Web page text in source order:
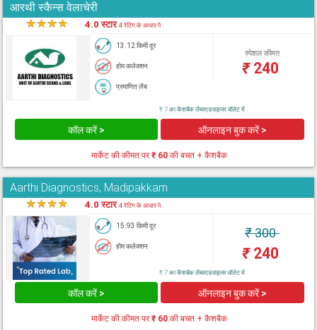
आरथी स्कैन्स वेलाचेरी
★★★★ 4.0 स्टार4 रेटिंग के आधार पे
13.12 किमी दूर
होम कलेक्शन
प्रमाणित लैब
स्पेशल कीमत
₹240
₹ 7 का कैशबैक लैब्सएडवाइजर वॉलेट में
कॉल करें > ऑनलाइन बुक करें >
मार्केट की कीमत पर₹ 60 की बचत + कैशबैक
Aarthi Diagnostics, Madipakkam
★★★★ 4.0 स्टार4 रेटिंग के आधार पे
15.93 किमी दूर
होम कलेक्शन
₹300
₹240
₹ 7 का कैशबैक लैब्सएडवाइजर वॉलेट में
कॉल करें > ऑनलाइन बुक करें >
मार्केट की कीमत पर₹ 60 की बचत + कैशबैक